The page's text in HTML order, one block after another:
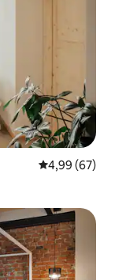
Priemerné
4,99 (67)